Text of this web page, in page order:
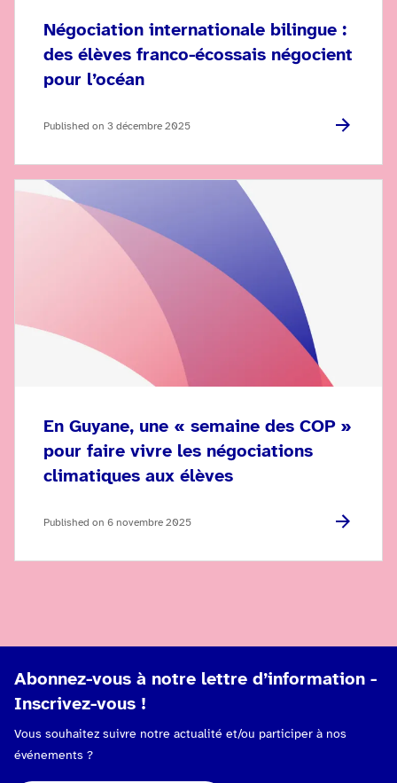
Négociation internationale bilingue :
des élèves franco-écossais négocient
pour l’océan
Published on 3 décembre 2025
En Guyane, une « semaine des COP »
pour faire vivre les négociations
climatiques aux élèves
Published on 6 novembre 2025
Abonnez-vous à notre lettre d’information -
Inscrivez-vous !
Vous souhaitez suivre notre actualité et/ou participer à nos
événements ?